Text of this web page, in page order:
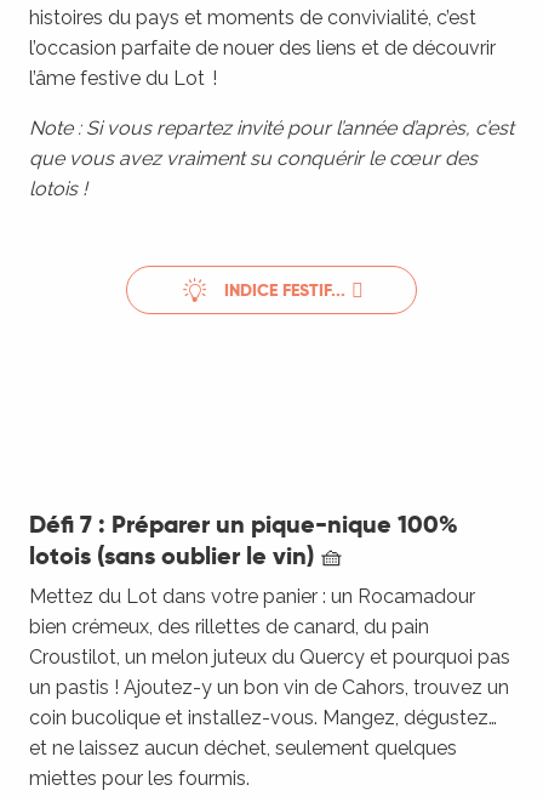
histoires du pays et moments de convivialité, c’est
l’occasion parfaite de nouer des liens et de découvrir
l’âme festive du Lot !
Note : Si vous repartez invité pour l’année d’après, c’est
que vous avez vraiment su conquérir le cœur des
lotois !
INDICE FESTIF...
Défi 7 : Préparer un pique-nique 100%
lotois (sans oublier le vin) 🧺
Mettez du Lot dans votre panier : un Rocamadour
bien crémeux, des rillettes de canard, du pain
Croustilot, un melon juteux du Quercy et pourquoi pas
un pastis ! Ajoutez-y un bon vin de Cahors, trouvez un
coin bucolique et installez-vous. Mangez, dégustez…
et ne laissez aucun déchet, seulement quelques
miettes pour les fourmis.